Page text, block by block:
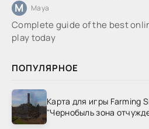
M Maya
Complete guide of the best
play today
ПОПУЛЯРНОЕ
Карта для игры Farming
"Чернобыль зона